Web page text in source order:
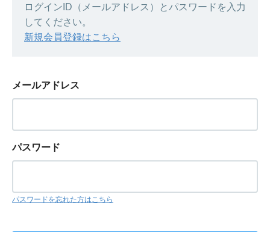
ログインID（メールアドレス）とパスワードを入力
してください。
新規会員登録はこちら
メールアドレス
パスワード
パスワードを忘れた方はこちら